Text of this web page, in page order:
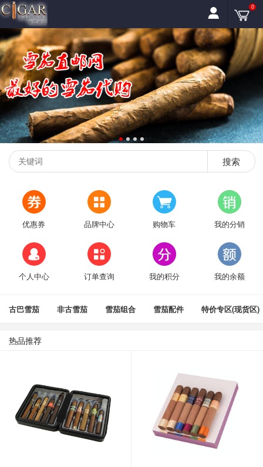
0
搜索
优惠券 品牌中心 购物车 我的分销
个人中心 订单查询 我的积分 我的余额
古巴雪茄 非古雪茄 雪茄组合 雪茄配件 特价专区(现货区)
热品推荐